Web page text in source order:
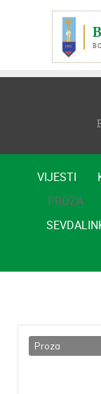
VIJESTI
PROZA
Proza